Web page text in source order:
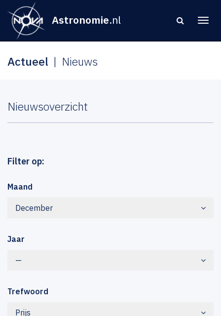
Astronomie.nl
Actueel Nieuws
Nieuwsoverzicht
Filter op:
Maand
December
Jaar
—
Trefwoord
Prijs